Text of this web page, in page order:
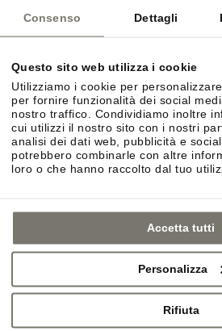
Consenso Dettagli
Questo sito web utilizza i cookie
Utilizziamo i cookie per
per fornire funzionalità dei social
nostro traffico. Condividiamo inoltre
cui utilizzi il nostro sito con i nostri
analisi dei dati web, pubblicità e
potrebbero combinarle con altre
loro o che hanno raccolto dal tuo
Accetta tutti
Personalizza
Rifiuta
sul sito
al fine
nalReferr Platform
Rileva
l'utente